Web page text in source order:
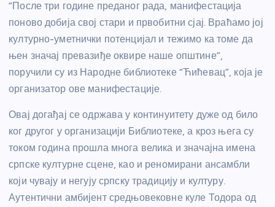
“После три године преданог рада, манифестација
поново добија свој стари и првобитни сјај. Враћамо јој
културно-уметнички потенцијал и тежимо ка томе да
њен значај превазиђе оквире наше општине”,
поручили су из Народне библиотеке “Ћићевац”, која је
организатор ове манифестације.
Овај догађај се одржава у континуитету дуже од било
ког другог у организацији Библиотеке, а кроз њега су
током година прошла многа велика и значајна имена
српске културне сцене, као и реномирани ансамбли
који чувају и негују српску традицију и културу.
Аутентични амбијент средњовековне куле Тодора од